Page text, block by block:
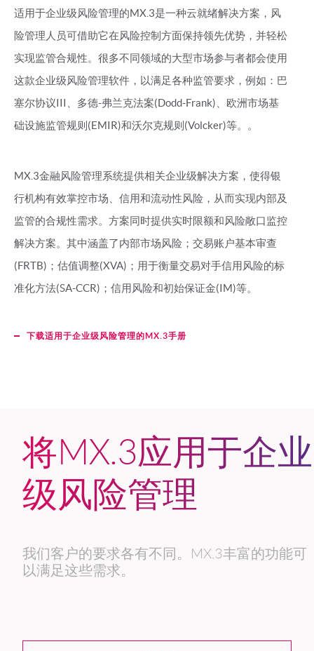
适用于企业级风险管理的MX.3是一种云就绪解决方案，风
险管理人员可借助它在风险控制方面保持领先优势，并轻松
实现监管合规性。很多不同领域的大型市场参与者都会使用
这款企业级风险管理软件，以满足各种监管要求，例如：巴
塞尔协议III、多德-弗兰克法案(Dodd-Frank)、欧洲市场基
础设施监管规则(EMIR)和沃尔克规则(Volcker)等。。
MX.3金融风险管理系统提供相关企业级解决方案，使得银
行机构有效掌控市场、信用和流动性风险，从而实现内部及
监管的合规性需求。方案同时提供实时限额和风险敞口监控
解决方案。其中涵盖了内部市场风险；交易账户基本审查
(FRTB)；估值调整(XVA)；用于衡量交易对手信用风险的标
准化方法(SA-CCR)；信用风险和初始保证金(IM)等。
下载适用于企业级风险管理的MX.3手册
将MX.3应用于企业
级风险管理
我们客户的要求各有不同。MX.3丰富的功能可
以满足这些需求。